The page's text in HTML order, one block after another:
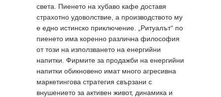
света. Пиенето на хубаво кафе доставя
страхотно удоволствие, а производството му
е едно истинско приключение. „Ритуалът“ по
пиенето има коренно различна философия
от този на използването на енергийни
напитки. Фирмите за продажби на енергийни
напитки обикновено имат много агресивна
маркетингова стратегия свързани с
внушението за активен живот, динамика и